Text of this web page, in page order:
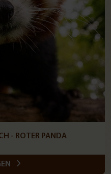
- ROTER PANDA